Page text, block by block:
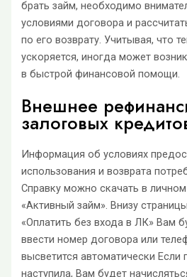
брать займ, необходимо
условиями договора и
по его возврату. Учитывая, что
ускоряется, иногда может
в быстрой финансовой помощи.
Внешнее
залоговых
Информация об условиях
использования и возврата
Справку можно скачать в
«Активный займ». Внизу
«Оплатить без входа в ЛК» Вам
ввести номер договора или
высветится автоматически Если
наступила, Вам будет